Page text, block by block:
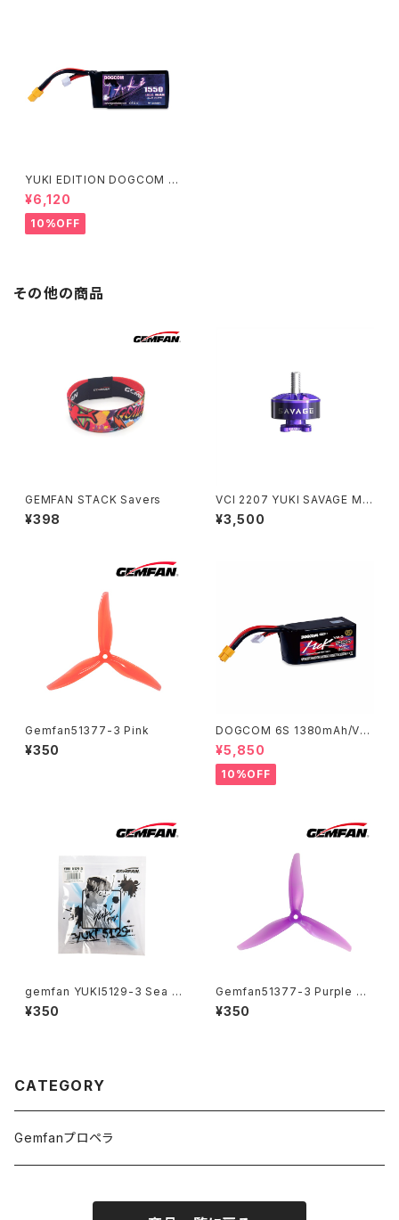
YUKI EDITION DOGCOM 6
S 1550mAh 高出力レース用 D
OGCOM 1550mAh 160C 6S
22.2V lipo battery
¥6,120
10%OFF
その他の商品
GEMFAN STACK Savers
¥398
VCI 2207 YUKI SAVAGE MO
TOR 2160kv
¥3,500
Gemfan51377-3 Pink
¥350
DOGCOM 6S 1380mAh/V2.
0 高出力レース用 DOGCOM 1
380mAh 160C 6S 22.2V lip
o battery - MCK EDITION
¥5,850
10%OFF
gemfan YUKI5129-3 Sea Bl
ue
¥350
Gemfan51377-3 Purple YU
KI
¥350
CATEGORY
Gemfanプロペラ